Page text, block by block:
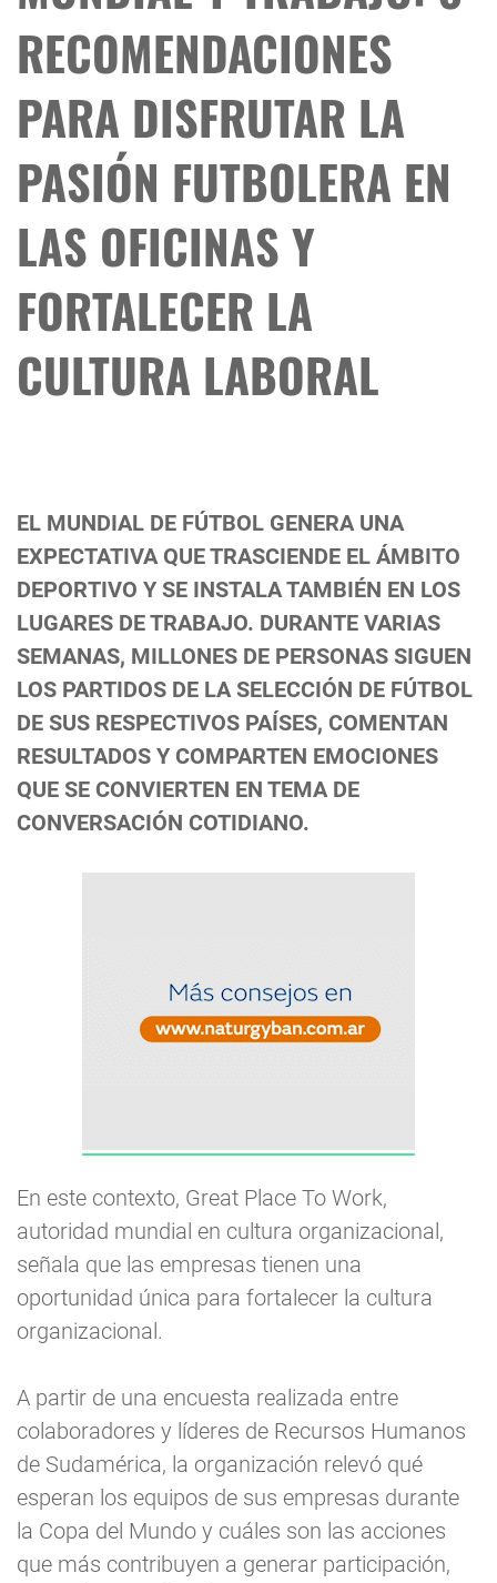
RECOMENDACIONES
PARA DISFRUTAR LA
PASIÓN FUTBOLERA EN
LAS OFICINAS Y
FORTALECER LA
CULTURA LABORAL
EL MUNDIAL DE FÚTBOL GENERA UNA
EXPECTATIVA QUE TRASCIENDE EL ÁMBITO
DEPORTIVO Y SE INSTALA TAMBIÉN EN LOS
LUGARES DE TRABAJO. DURANTE VARIAS
SEMANAS, MILLONES DE PERSONAS SIGUEN
LOS PARTIDOS DE LA SELECCIÓN DE FÚTBOL
DE SUS RESPECTIVOS PAÍSES, COMENTAN
RESULTADOS Y COMPARTEN EMOCIONES
QUE SE CONVIERTEN EN TEMA DE
CONVERSACIÓN COTIDIANO.
En este contexto, Great Place To Work,
autoridad mundial en cultura organizacional,
señala que las empresas tienen una
oportunidad única para fortalecer la cultura
organizacional.
A partir de una encuesta realizada entre
colaboradores y líderes de Recursos Humanos
de Sudamérica, la organización relevó qué
esperan los equipos de sus empresas durante
la Copa del Mundo y cuáles son las acciones
que más contribuyen a generar participación,